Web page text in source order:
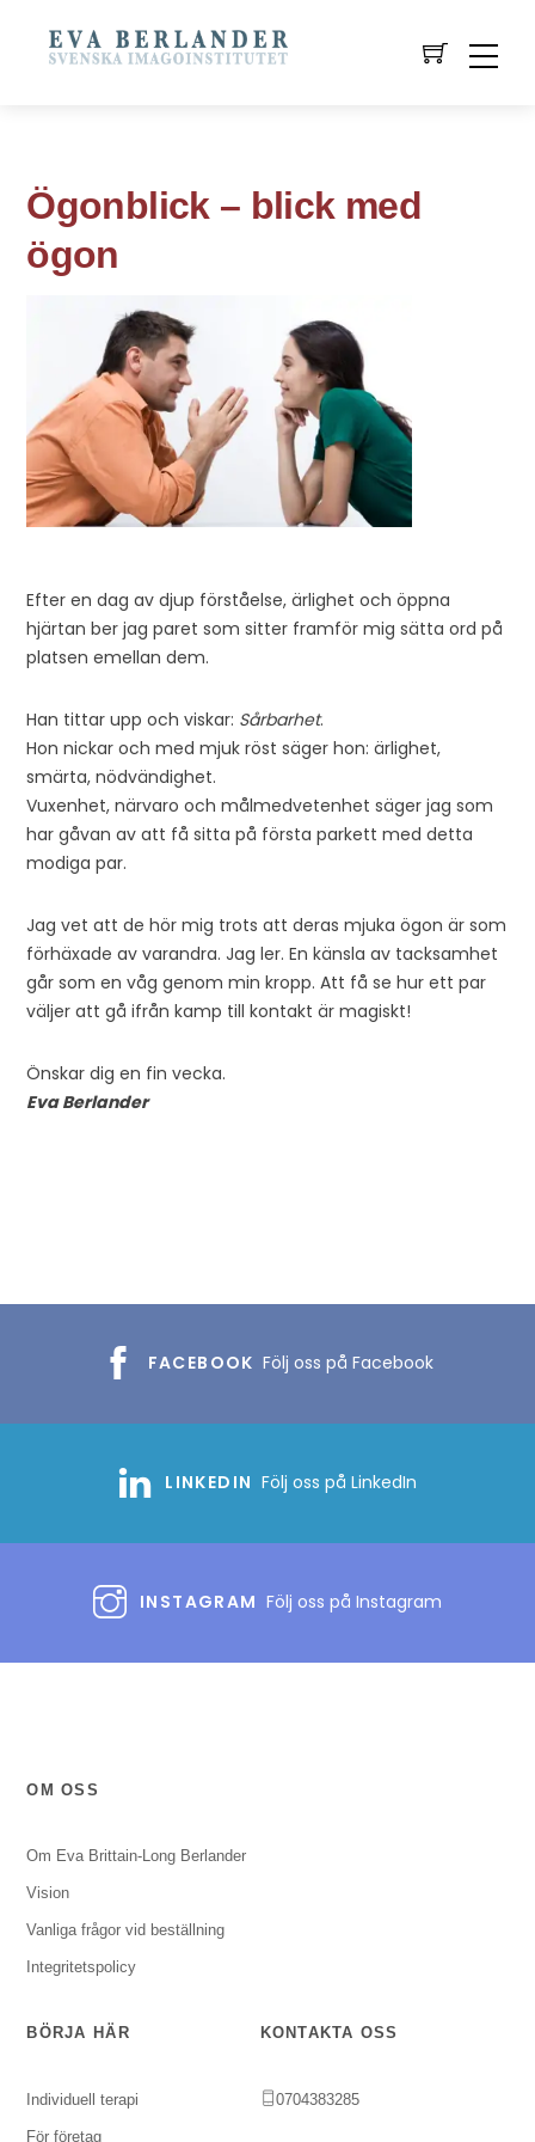
Ögonblick – blick med
ögon
Efter en dag av djup förståelse, ärlighet och öppna
hjärtan ber jag paret som sitter framför mig sätta ord på
platsen emellan dem.
Han tittar upp och viskar: Sårbarhet.
Hon nickar och med mjuk röst säger hon: ärlighet,
smärta, nödvändighet.
Vuxenhet, närvaro och målmedvetenhet säger jag som
har gåvan av att få sitta på första parkett med detta
modiga par.
Jag vet att de hör mig trots att deras mjuka ögon är som
förhäxade av varandra. Jag ler. En känsla av tacksamhet
går som en våg genom min kropp. Att få se hur ett par
väljer att gå ifrån kamp till kontakt är magiskt!
Önskar dig en fin vecka.
Eva Berlander
FACEBOOK Följ oss på Facebook
LINKEDIN Följ oss på LinkedIn
INSTAGRAM Följ oss på Instagram
OM OSS
Om Eva Brittain-Long Berlander
Vision
Vanliga frågor vid beställning
Integritetspolicy
BÖRJA HÄR
Individuell terapi
För företag
KONTAKTA OSS
0704383285